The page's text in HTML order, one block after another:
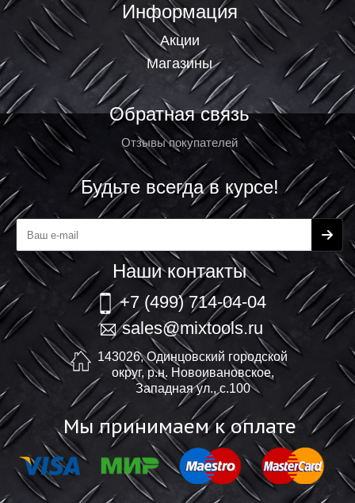
Информация
Акции
Магазины
Обратная связь
Отзывы покупателей
Будьте всегда в курсе!
Наши контакты
+7 (499) 714-04-04
sales@mixtools.ru
143026, Одинцовский городской
округ, р.н. Новоивановское,
Западная ул., с.100
Мы принимаем к оплате